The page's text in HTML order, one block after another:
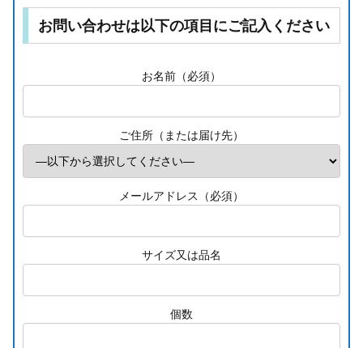
お問い合わせは以下の項目にご記入ください
お名前（必須）
ご住所（または届け先）
メールアドレス（必須）
サイズ又は品名
個数